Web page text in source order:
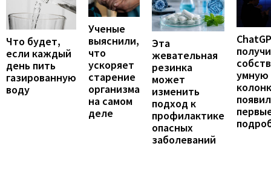
Что будет,
если каждый
день пить
газированную
воду
Ученые
выяснили,
что
ускоряет
старение
организма
на самом
деле
Эта
жевательная
резинка
может
изменить
подход к
профилактике
опасных
заболеваний
умную